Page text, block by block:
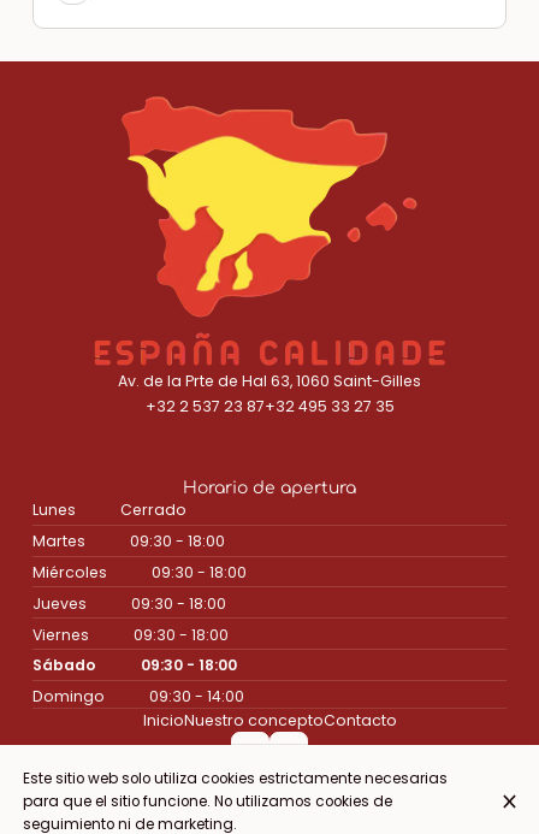
Av. de la Prte de Hal 63, 1060 Saint-Gilles
+32 2 537 23 87+32 495 33 27 35
Horario de apertura
Lunes
Cerrado
Martes
09:30 - 18:00
Miércoles
09:30 - 18:00
Jueves
09:30 - 18:00
Viernes
09:30 - 18:00
Sábado
09:30 - 18:00
Domingo
09:30 - 14:00
InicioNuestro conceptoContacto
© Espana Calidade 2026
Este sitio web solo utiliza cookies estrictamente necesarias
para que el sitio funcione. No utilizamos cookies de
seguimiento ni de marketing.